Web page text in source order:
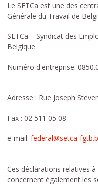
Le SETCa est une des
Générale du Travail de
SETCa – Syndicat des
Belgique
Numéro d'entreprise:
Adresse : Rue Joseph
Fax : 02 511 05 08
e-mail: federal@setca-
Ces déclarations relatives
concernent également les